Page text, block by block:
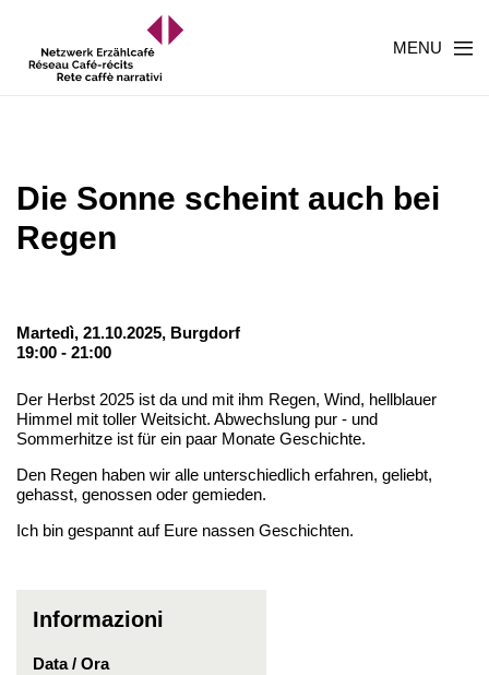
MENU
Die Sonne scheint auch bei
Regen
Martedì, 21.10.2025, Burgdorf
19:00 - 21:00
Der Herbst 2025 ist da und mit ihm Regen, Wind, hellblauer
Himmel mit toller Weitsicht. Abwechslung pur - und
Sommerhitze ist für ein paar Monate Geschichte.
Den Regen haben wir alle unterschiedlich erfahren, geliebt,
gehasst, genossen oder gemieden.
Ich bin gespannt auf Eure nassen Geschichten.
Informazioni
Data / Ora